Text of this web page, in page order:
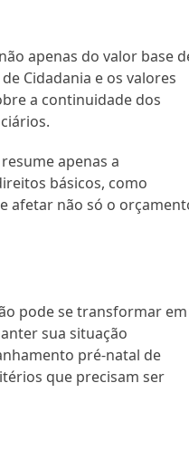
apenas do valor base
Cidadania e os valores
a continuidade dos
apenas a
básicos, como
afetar não só o
pode se transformar em
sua situação
pré-natal de
que precisam ser